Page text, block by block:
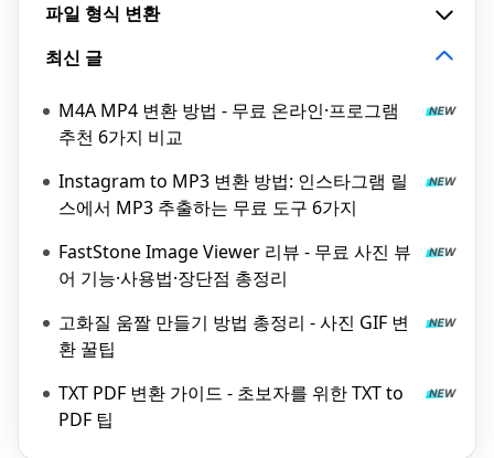
파일 형식 변환
최신 글
M4A MP4 변환 방법 - 무료 온라인·프로그램
추천 6가지 비교
Instagram to MP3 변환 방법: 인스타그램 릴
스에서 MP3 추출하는 무료 도구 6가지
FastStone Image Viewer 리뷰 - 무료 사진 뷰
어 기능·사용법·장단점 총정리
고화질 움짤 만들기 방법 총정리 - 사진 GIF 변
환 꿀팁
TXT PDF 변환 가이드 - 초보자를 위한 TXT to
PDF 팁